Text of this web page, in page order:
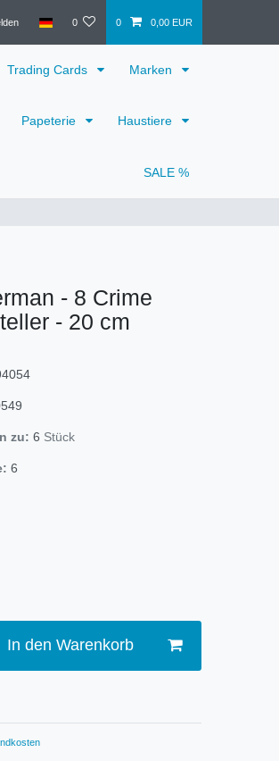
0 0 0,00 EUR
Trading Cards Marken
Papeterie Haustiere
SALE %
- 8 Crime
- 20 cm
zu: 6 Stück
6
In den Warenkorb